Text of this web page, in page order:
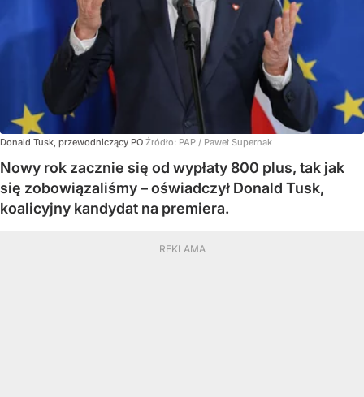
Donald Tusk, przewodniczący PO Źródło: PAP / Paweł Supernak
Nowy rok zacznie się od wypłaty 800 plus, tak jak
się zobowiązaliśmy – oświadczył Donald Tusk,
koalicyjny kandydat na premiera.